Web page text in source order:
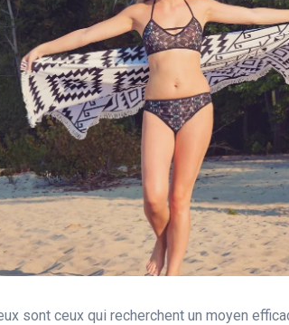
sont ceux qui recherchent un moyen